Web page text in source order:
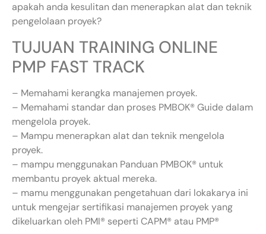
apakah anda kesulitan dan menerapkan alat dan teknik
pengelolaan proyek?
TUJUAN TRAINING ONLINE
PMP FAST TRACK
– Memahami kerangka manajemen proyek.
– Memahami standar dan proses PMBOK® Guide dalam
mengelola proyek.
– Mampu menerapkan alat dan teknik mengelola
proyek.
– mampu menggunakan Panduan PMBOK® untuk
membantu proyek aktual mereka.
– mamu menggunakan pengetahuan dari lokakarya ini
untuk mengejar sertifikasi manajemen proyek yang
dikeluarkan oleh PMI® seperti CAPM® atau PMP®